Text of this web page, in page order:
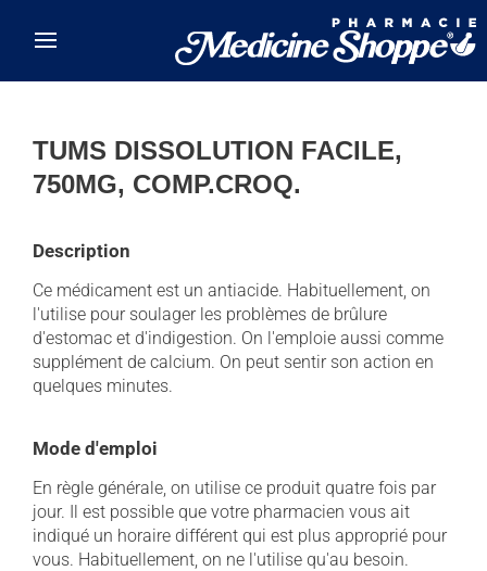
TUMS DISSOLUTION FACILE,
750MG, COMP.CROQ.
Description
Ce médicament est un antiacide. Habituellement, on
l'utilise pour soulager les problèmes de brûlure
d'estomac et d'indigestion. On l'emploie aussi comme
supplément de calcium. On peut sentir son action en
quelques minutes.
Mode d'emploi
En règle générale, on utilise ce produit quatre fois par
jour. Il est possible que votre pharmacien vous ait
indiqué un horaire différent qui est plus approprié pour
vous. Habituellement, on ne l'utilise qu'au besoin.